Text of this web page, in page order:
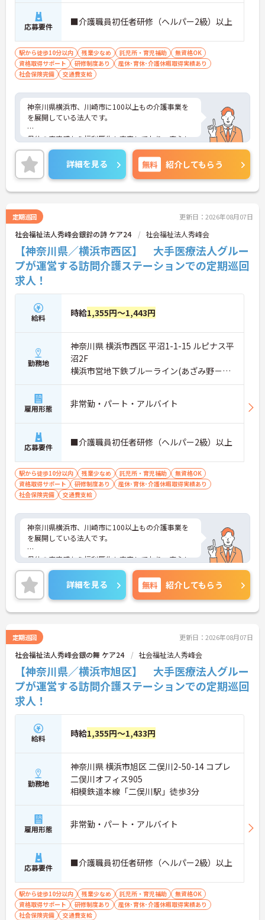
応募要件 ■介護職員初任者研修（ヘルパー2級）以上
駅から徒歩10分以内 残業少なめ 託児所・育児補助
無資格OK
資格取得サポート
研修制度あり
産休･育休･介護休暇取得実績あり
社会保険完備
交通費支給
神奈川県横浜市、川崎市に100以上もの介護事業を
を展開している法人です。
母体の安定感から福利厚生も充実しており、安心し
て長く働いて頂けます。自分のライフスタイルに合
わせて働いていただけます。
ご興味のある方はお気軽にお問い合わせ下さいま
せ。
詳細を見る 無料 紹介してもらう
定期巡回 更新日：2026年08月07日
社会福祉法人秀峰会銀鈴の詩 ケア24 社会福祉法人秀峰会
【神奈川県／横浜市西区】 大手医療法人グルー
プが運営する訪問介護ステーションでの定期巡回
求人！
給料 時給1,355円～1,443円
勤務地
神奈川県 横浜市西区 平沼1-1-15 ルピナス平
沼2F
横浜市営地下鉄ブルーライン(あざみ野－湘
南台)「高島町駅」徒歩5分
雇用形態 非常勤・パート・アルバイト
応募要件 ■介護職員初任者研修（ヘルパー2級）以上
駅から徒歩10分以内 残業少なめ 託児所・育児補助
無資格OK
資格取得サポート
研修制度あり
産休･育休･介護休暇取得実績あり
社会保険完備
交通費支給
神奈川県横浜市、川崎市に100以上もの介護事業を
を展開している法人です。
母体の安定感から福利厚生も充実しており、安心し
て長く働いて頂けます。自分のライフスタイルに合
わせて働いていただけます。
ご興味のある方はお気軽にお問い合わせ下さいま
せ。
詳細を見る 無料 紹介してもらう
定期巡回 更新日：2026年08月07日
社会福祉法人秀峰会銀の舞 ケア24 社会福祉法人秀峰会
【神奈川県／横浜市旭区】 大手医療法人グルー
プが運営する訪問介護ステーションでの定期巡回
求人！
給料 時給1,355円～1,433円
勤務地
神奈川県 横浜市旭区 二俣川2-50-14 コプレ
二俣川オフィス905
相模鉄道本線「二俣川駅」徒歩3分
雇用形態 非常勤・パート・アルバイト
応募要件 ■介護職員初任者研修（ヘルパー2級）以上
駅から徒歩10分以内 残業少なめ 託児所・育児補助
無資格OK
資格取得サポート
研修制度あり
産休･育休･介護休暇取得実績あり
社会保険完備
交通費支給